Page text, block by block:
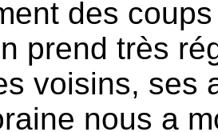
des
prend très
voisins, ses
nous a